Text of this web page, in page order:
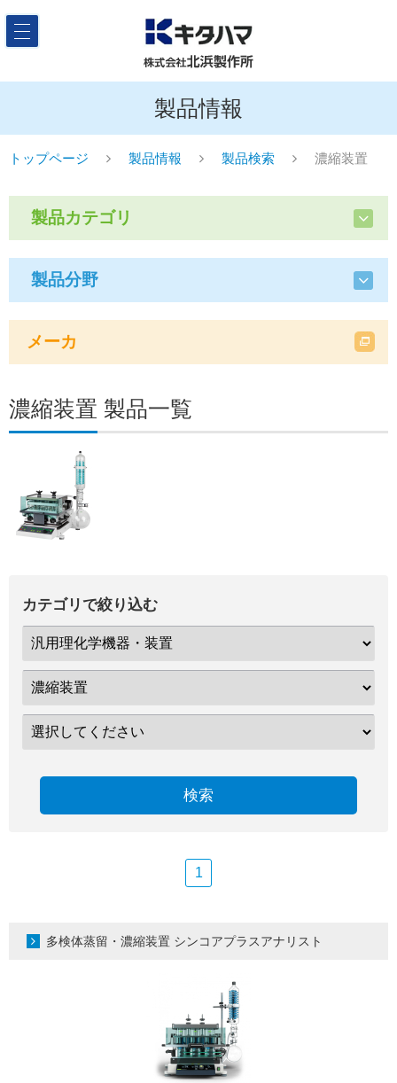
製品情報
トップページ 製品情報 製品検索 濃縮装置
製品カテゴリ
製品分野
メーカ
濃縮装置 製品一覧
カテゴリで絞り込む
検索
1
多検体蒸留・濃縮装置 シンコアプラスアナリスト